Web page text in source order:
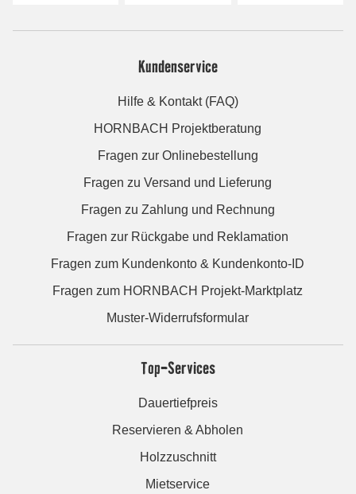
Kundenservice
Hilfe & Kontakt (FAQ)
HORNBACH Projektberatung
Fragen zur Onlinebestellung
Fragen zu Versand und Lieferung
Fragen zu Zahlung und Rechnung
Fragen zur Rückgabe und Reklamation
Fragen zum Kundenkonto & Kundenkonto-ID
Fragen zum HORNBACH Projekt-Marktplatz
Muster-Widerrufsformular
Top-Services
Dauertiefpreis
Reservieren & Abholen
Holzzuschnitt
Mietservice